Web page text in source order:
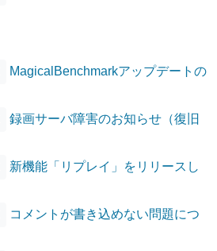
MagicalBenchmarkアップデートの
録画サーバ障害のお知らせ（復旧
新機能「リプレイ」をリリースし
コメントが書き込めない問題につ